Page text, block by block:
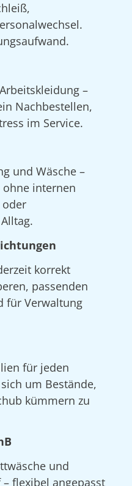
–
Nachbestellen,
im Service.
und Wäsche –
internen
korrekt
passenden
für Verwaltung
für jeden
um Bestände,
kümmern zu
und
flexibel angepasst